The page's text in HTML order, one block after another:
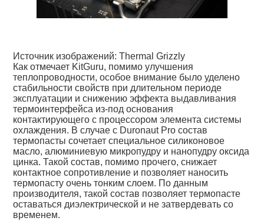
Источник изображений: Thermal Grizzly
Как отмечает KitGuru, помимо улучшения
теплопроводности, особое внимание было уделено
стабильности свойств при длительном периоде
эксплуатации и снижению эффекта выдавливания
термоинтерфейса из-под основания
контактирующего с процессором элемента системы
охлаждения. В случае с Duronaut Pro состав
термопасты сочетает специальное силиконовое
масло, алюминиевую микропудру и нанопудру оксида
цинка. Такой состав, помимо прочего, снижает
контактное сопротивление и позволяет наносить
термопасту очень тонким слоем. По данным
производителя, такой состав позволяет термопасте
оставаться диэлектрической и не затвердевать со
временем.